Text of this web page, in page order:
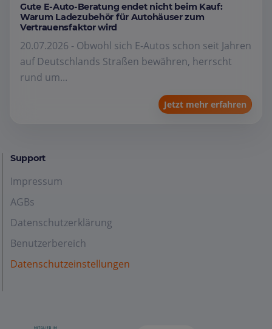
Gute E-Auto-Beratung endet nicht beim Kauf:
Warum Ladezubehör für Autohäuser zum
Vertrauensfaktor wird
20.07.2026 - Obwohl sich E-Autos schon seit Jahren
auf Deutschlands Straßen bewähren, herrscht
rund um...
Jetzt mehr erfahren
Support
Impressum
AGBs
Datenschutzerklärung
Benutzerbereich
Datenschutzeinstellungen